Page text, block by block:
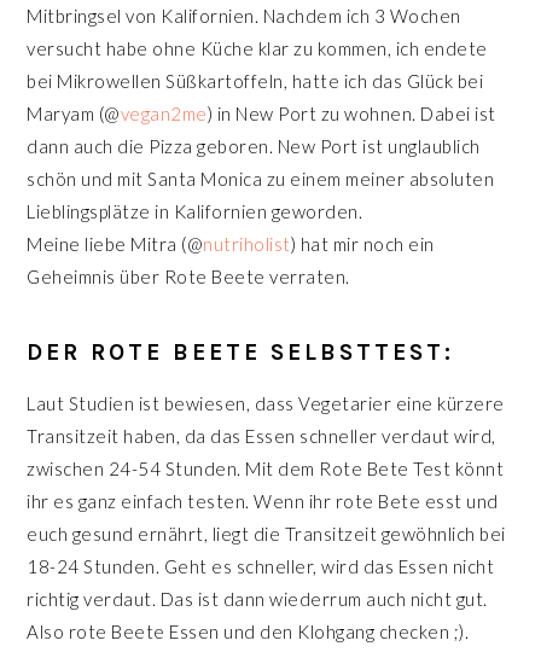
Mitbringsel von Kalifornien. Nachdem ich 3 Wochen
versucht habe ohne Küche klar zu kommen, ich endete
bei Mikrowellen Süßkartoffeln, hatte ich das Glück bei
Maryam (@vegan2me) in New Port zu wohnen. Dabei ist
dann auch die Pizza geboren. New Port ist unglaublich
schön und mit Santa Monica zu einem meiner absoluten
Lieblingsplätze in Kalifornien geworden.
Meine liebe Mitra (@nutriholist) hat mir noch ein
Geheimnis über Rote Beete verraten.
DER ROTE BEETE SELBSTTEST:
Laut Studien ist bewiesen, dass Vegetarier eine kürzere
Transitzeit haben, da das Essen schneller verdaut wird,
zwischen 24-54 Stunden. Mit dem Rote Bete Test könnt
ihr es ganz einfach testen. Wenn ihr rote Bete esst und
euch gesund ernährt, liegt die Transitzeit gewöhnlich bei
18-24 Stunden. Geht es schneller, wird das Essen nicht
richtig verdaut. Das ist dann wiederrum auch nicht gut.
Also rote Beete Essen und den Klohgang checken ;).